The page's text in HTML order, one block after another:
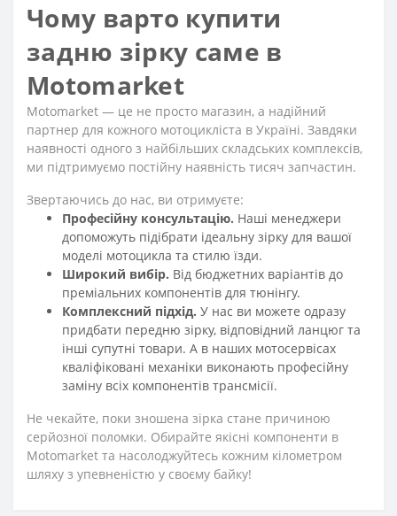
Чому варто купити
задню зірку саме в
Motomarket
Motomarket — це не просто магазин, а надійний
партнер для кожного мотоцикліста в Україні. Завдяки
наявності одного з найбільших складських комплексів,
ми підтримуємо постійну наявність тисяч запчастин.
Звертаючись до нас, ви отримуєте:
Професійну консультацію. Наші менеджери
допоможуть підібрати ідеальну зірку для вашої
моделі мотоцикла та стилю їзди.
Широкий вибір. Від бюджетних варіантів до
преміальних компонентів для тюнінгу.
Комплексний підхід. У нас ви можете одразу
придбати передню зірку, відповідний ланцюг та
інші супутні товари. А в наших мотосервісах
кваліфіковані механіки виконають професійну
заміну всіх компонентів трансмісії.
Не чекайте, поки зношена зірка стане причиною
серйозної поломки. Обирайте якісні компоненти в
Motomarket та насолоджуйтесь кожним кілометром
шляху з упевненістю у своєму байку!